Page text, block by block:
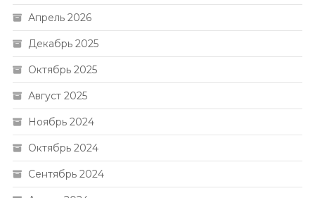
Апрель 2026
Декабрь 2025
Октябрь 2025
Август 2025
Ноябрь 2024
Октябрь 2024
Сентябрь 2024